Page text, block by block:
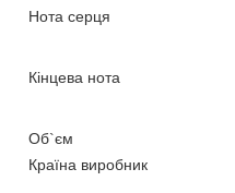
Нота серця
Кінцева нота
Об`єм
Країна виробник